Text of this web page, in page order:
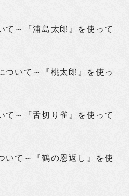
～『浦島太郎』を使って
いて～『桃太郎』を使っ
～『舌切り雀』を使って
て～『鶴の恩返し』を使